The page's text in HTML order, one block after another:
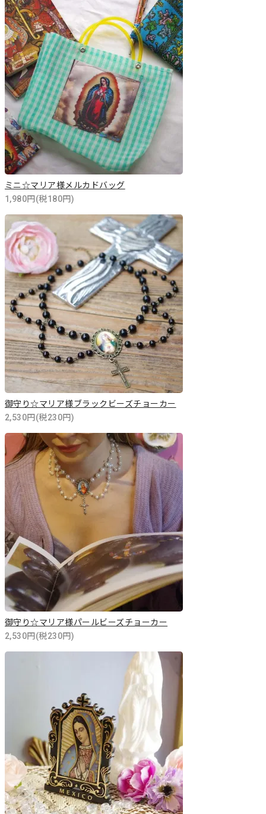
ミニ☆マリア様メルカドバッグ
1,980円(税180円)
御守り☆マリア様ブラックビーズチョーカー
2,530円(税230円)
御守り☆マリア様パールビーズチョーカー
2,530円(税230円)